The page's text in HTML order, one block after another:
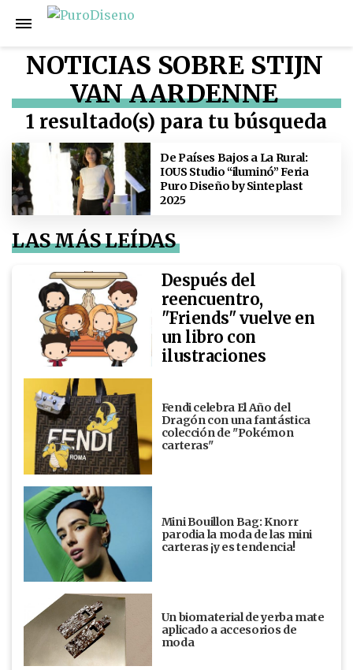
NOTICIAS SOBRE STIJN
VAN AARDENNE
1 resultado(s) para tu búsqueda
De Países Bajos a La Rural:
IOUS Studio “iluminó” Feria
Puro Diseño by Sinteplast
2025
LAS MÁS LEÍDAS
Después del
reencuentro,
"Friends" vuelve en
un libro con
ilustraciones
Fendi celebra El Año del
Dragón con una fantástica
colección de "Pokémon
carteras"
Mini Bouillon Bag: Knorr
parodia la moda de las mini
carteras ¡y es tendencia!
Un biomaterial de yerba mate
aplicado a accesorios de
moda